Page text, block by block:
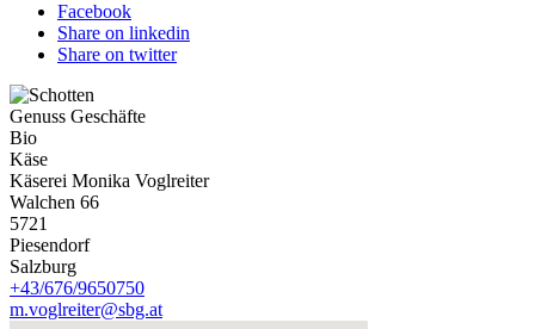
Facebook
Share on linkedin
Share on twitter
Genuss Geschäfte
Bio
Käse
Käserei Monika Voglreiter
Walchen 66
5721
Piesendorf
Salzburg
+43/676/9650750
m.voglreiter@sbg.at